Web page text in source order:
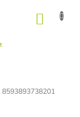
8593893738201